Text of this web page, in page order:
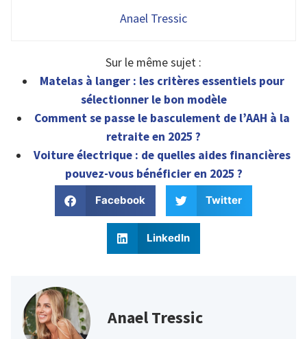
Anael Tressic
Sur le même sujet :
Matelas à langer : les critères essentiels pour
sélectionner le bon modèle
Comment se passe le basculement de l’AAH à la
retraite en 2025 ?
Voiture électrique : de quelles aides financières
pouvez-vous bénéficier en 2025 ?
Facebook Twitter
LinkedIn
Anael Tressic